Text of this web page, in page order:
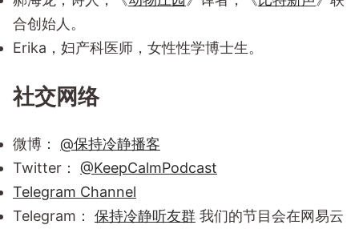
合创始人。
Erika，妇产科医师，女性性学博士生。
社交网络
微博： @保持冷静播客
Twitter： @KeepCalmPodcast
Telegram Channel
Telegram： 保持冷静听友群 我们的节目会在网易云